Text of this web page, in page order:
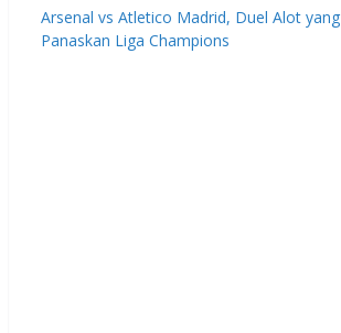
Arsenal vs Atletico Madrid, Duel Alot yang
Panaskan Liga Champions